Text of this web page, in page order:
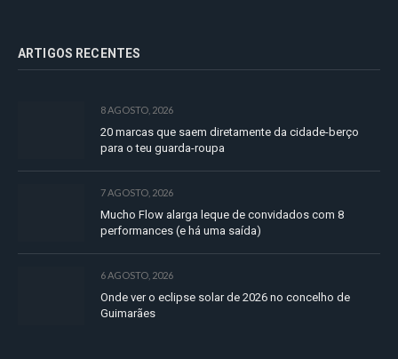
ARTIGOS RECENTES
8 AGOSTO, 2026
20 marcas que saem diretamente da cidade-berço
para o teu guarda-roupa
7 AGOSTO, 2026
Mucho Flow alarga leque de convidados com 8
performances (e há uma saída)
6 AGOSTO, 2026
Onde ver o eclipse solar de 2026 no concelho de
Guimarães